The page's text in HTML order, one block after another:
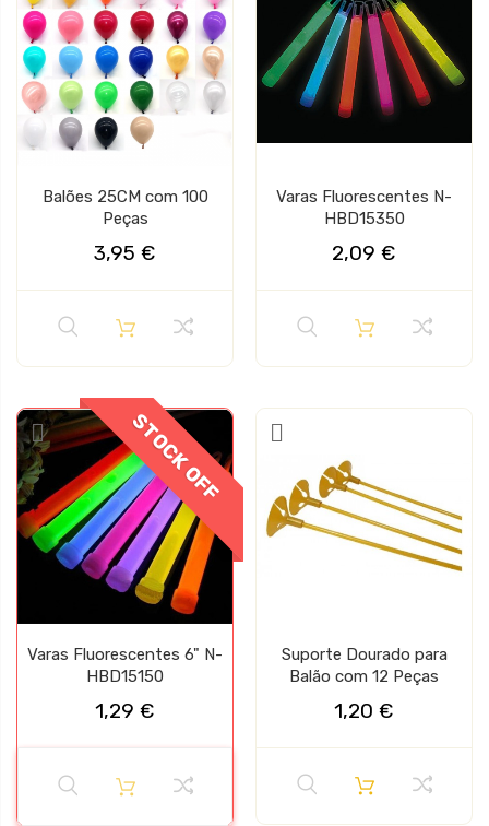
Balões 25CM com 100
Peças
3,95 €
Varas Fluorescentes N-
HBD15350
2,09 €
STOCK OFF
Varas Fluorescentes 6" N-
HBD15150
1,29 €
Suporte Dourado para
Balão com 12 Peças
1,20 €